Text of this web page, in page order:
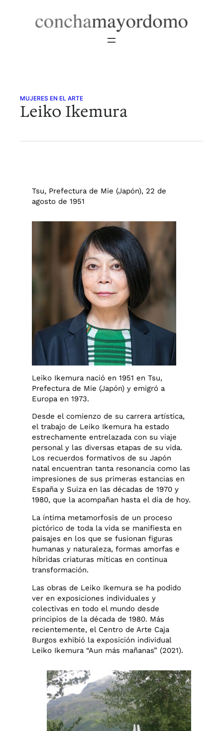
MUJERES EN EL ARTE
Leiko Ikemura
Tsu, Prefectura de Mie (Japón), 22 de
agosto de 1951
Leiko Ikemura nació en 1951 en Tsu,
Prefectura de Mie (Japón) y emigró a
Europa en 1973.
Desde el comienzo de su carrera artística,
el trabajo de Leiko Ikemura ha estado
estrechamente entrelazada con su viaje
personal y las diversas etapas de su vida.
Los recuerdos formativos de su Japón
natal encuentran tanta resonancia como las
impresiones de sus primeras estancias en
España y Suiza en las décadas de 1970 y
1980, que la acompañan hasta el día de hoy.
La íntima metamorfosis de un proceso
pictórico de toda la vida se manifiesta en
paisajes en los que se fusionan figuras
humanas y naturaleza, formas amorfas e
híbridas criaturas míticas en continua
transformación.
Las obras de Leiko Ikemura se ha podido
ver en exposiciones individuales y
colectivas en todo el mundo desde
principios de la década de 1980. Más
recientemente, el Centro de Arte Caja
Burgos exhibió la exposición individual
Leiko Ikemura “Aun más mañanas” (2021).